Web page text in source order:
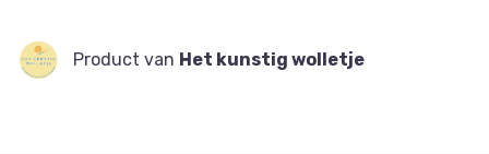
Product van Het kunstig wolletje